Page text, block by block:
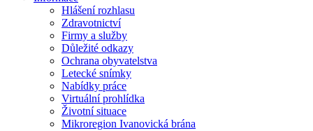
Hlášení rozhlasu
Zdravotnictví
Firmy a služby
Důležité odkazy
Ochrana obyvatelstva
Letecké snímky
Nabídky práce
Virtuální prohlídka
Životní situace
Mikroregion Ivanovická brána